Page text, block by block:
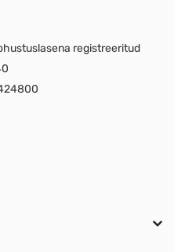
registreeritud